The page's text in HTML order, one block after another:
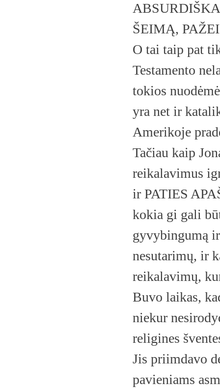
ŠEIMĄ,
O tai taip pat
Testamento
tokios
yra net ir
Amerikoje
Tačiau kaip
reikalavimus
ir PATIES
kokia gi gali
gyvybingumą
nesutarimų, ir
reikalavimų,
Buvo laikas,
niekur
religines
Jis priimdavo
pavieniams